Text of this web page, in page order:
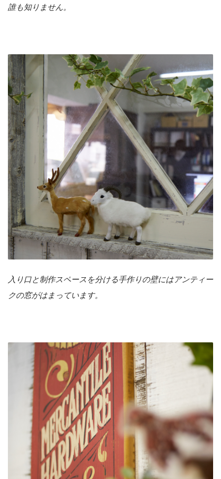
誰も知りません。
入り口と制作スペースを分ける手作りの壁にはアンティー
クの窓がはまっています。